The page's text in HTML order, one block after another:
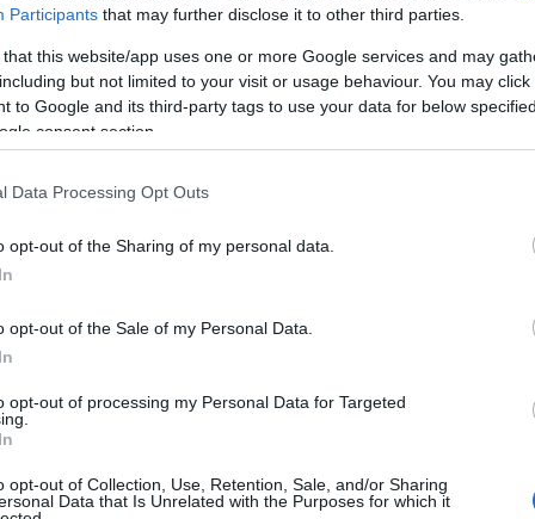
Participants that may further disclose it to other third parties.
that this website/app uses one or more Google services and may
but not limited to your visit or usage behaviour. You may
to Google and its third-party tags to use your data for below
consent section.
Data Processing Opt Outs
opt-out of the Sharing of my personal data.
opt-out of the Sale of my Personal Data.
opt-out of processing my Personal Data for Targeted
opt-out of Collection, Use, Retention, Sale, and/or Sharing
Data that Is Unrelated with the Purposes for which it
előremutató üzenetek nagy száma miatt,
a legérdekesebb projekteknek, a példaértékű
interjúknak is.
évf. 2. szám